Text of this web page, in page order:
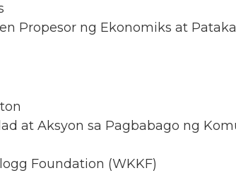
Propesor ng Ekonomiks at
at Aksyon sa Pagbabago ng
Foundation (WKKF)